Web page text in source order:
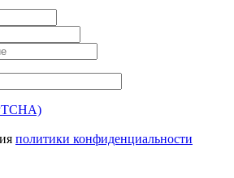
политики конфиденциальности